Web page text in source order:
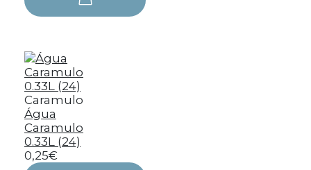
Caramulo
Água
Caramulo
0.33L (24)
0,25€